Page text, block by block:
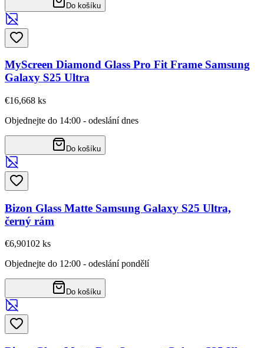
Do košíku
MyScreen Diamond Glass Pro Fit Frame Samsung
Galaxy S25 Ultra
€16,668 ks
Objednejte do 14:00 - odeslání dnes
Do košíku
Bizon Glass Matte Samsung Galaxy S25 Ultra,
černý rám
€6,90102 ks
Objednejte do 12:00 - odeslání pondělí
Do košíku